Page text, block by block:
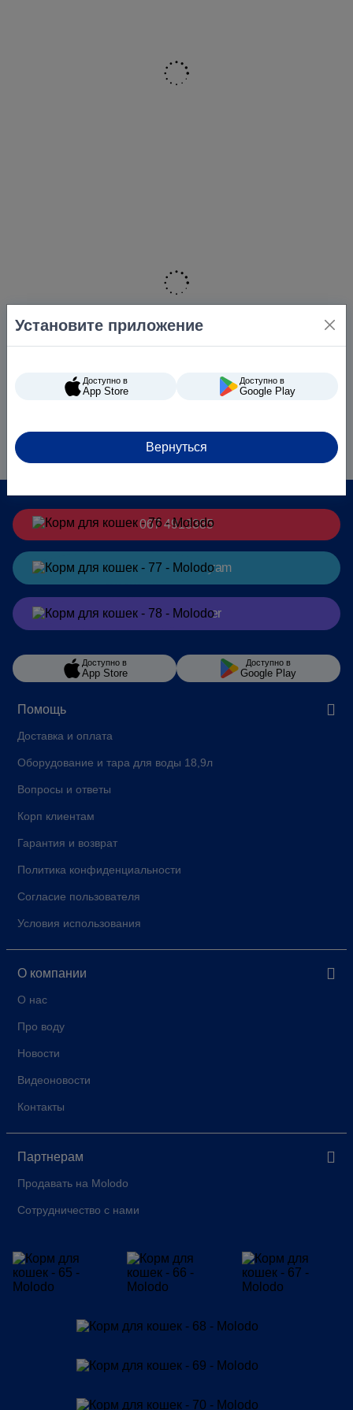
Помощь
Доставка и оплата
Оборудование и тара для воды 18,9л
Вопросы и ответы
Корп клиентам
Гарантия и возврат
Политика конфиденциальности
Согласие пользователя
Условия использования
О компании
О нас
Про воду
Новости
Видеоновости
Контакты
Партнерам
Продавать на Molodo
Сотрудничество с нами
067 4913385
Заказать в Telegram
Заказатьв Viber
Доступно в
App Store
Доступно в
Google Play
Установите приложение
Доступно в
App Store
Доступно в
Google Play
Вернуться